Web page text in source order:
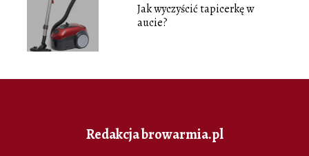
Jak wyczyścić tapicerkę w
aucie?
Redakcja browarmia.pl